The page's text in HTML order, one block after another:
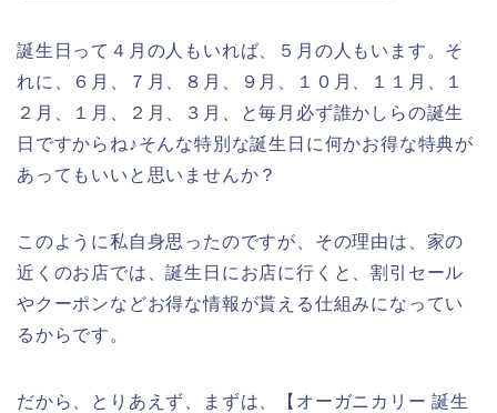
誕生日って４月の人もいれば、５月の人もいます。そ
れに、６月、７月、８月、９月、１０月、１１月、１
２月、１月、２月、３月、と毎月必ず誰かしらの誕生
日ですからね♪そんな特別な誕生日に何かお得な特典が
あってもいいと思いませんか？
このように私自身思ったのですが、その理由は、家の
近くのお店では、誕生日にお店に行くと、割引セール
やクーポンなどお得な情報が貰える仕組みになってい
るからです。
だから、とりあえず、まずは、【オーガニカリー 誕生